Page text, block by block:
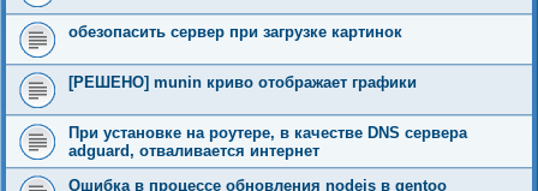
обезопасить сервер при загрузке картинок
[РЕШЕНО] munin криво отображает графики
При установке на роутере, в качестве DNS сервера
adguard, отваливается интернет
Ошибка в процессе обновления nodejs в gentoo